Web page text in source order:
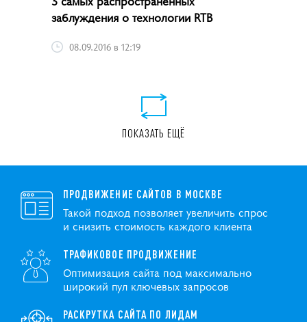
заблуждения о технологии RTB
08.09.2016 в 12:19
ПОКАЗАТЬ ЕЩЁ
ПРОДВИЖЕНИЕ САЙТОВ В МОСКВЕ
Такой подход позволяет увеличить спрос
и снизить стоимость каждого клиента
ТРАФИКОВОЕ ПРОДВИЖЕНИЕ
Оптимизация сайта под максимально
широкий пул ключевых запросов
РАСКРУТКА САЙТА ПО ЛИДАМ